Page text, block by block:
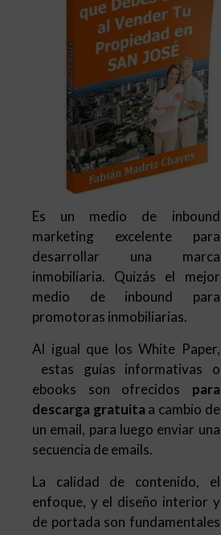
Es un medio de inbound
marketing excelente para
desarrollar una marca
inmobiliaria. Quizás el mejor
medio de inbound para
promotoras inmobiliarias.
Al igual que los White Paper,
estas guías informativas o
ebooks son ofrecidos para
descarga gratuita a cambio de
un email, para luego enviar una
secuencia de emails.
La calidad de contenido, el
enfoque, y el diseño interior y
de portada son fundamentales